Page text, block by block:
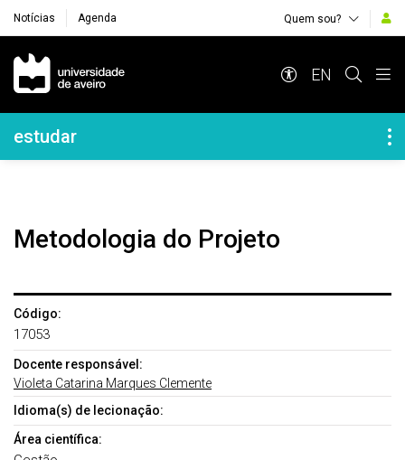
Notícias Agenda Quem sou?
Navegação Principal
EN
Navegação Lateral
estudar
Metodologia do Projeto
Código:
17053
Docente responsável:
Violeta Catarina Marques Clemente
Idioma(s) de lecionação:
Área científica: